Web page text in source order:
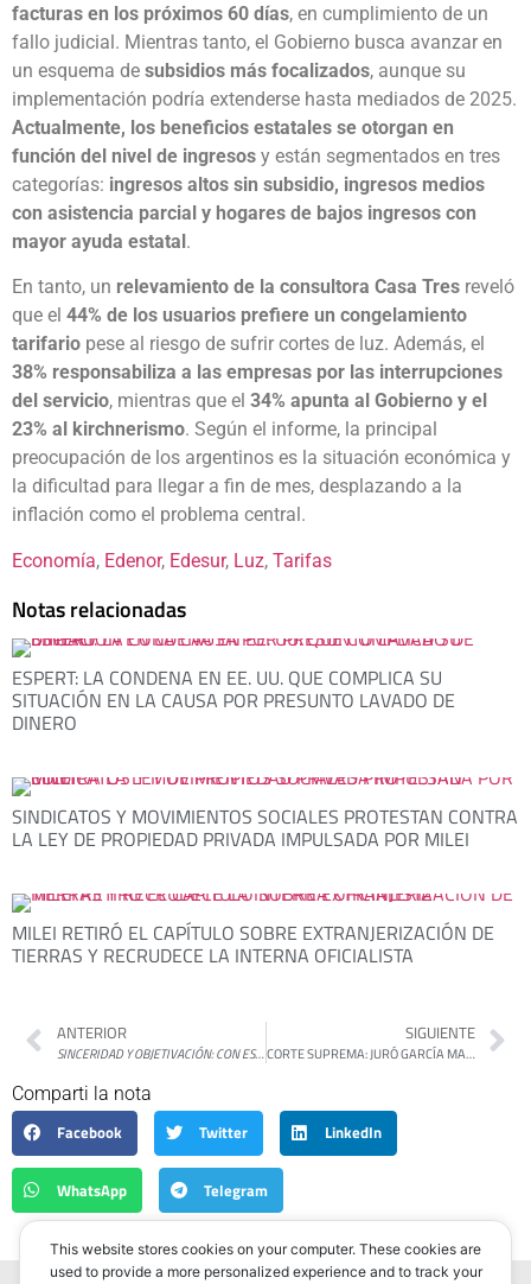
facturas en los próximos 60 días, en cumplimiento de un
fallo judicial. Mientras tanto, el Gobierno busca avanzar en
un esquema de subsidios más focalizados, aunque su
implementación podría extenderse hasta mediados de 2025.
Actualmente, los beneficios estatales se otorgan en
función del nivel de ingresos y están segmentados en tres
categorías: ingresos altos sin subsidio, ingresos medios
con asistencia parcial y hogares de bajos ingresos con
mayor ayuda estatal.
En tanto, un relevamiento de la consultora Casa Tres reveló
que el 44% de los usuarios prefiere un congelamiento
tarifario pese al riesgo de sufrir cortes de luz. Además, el
38% responsabiliza a las empresas por las interrupciones
del servicio, mientras que el 34% apunta al Gobierno y el
23% al kirchnerismo. Según el informe, la principal
preocupación de los argentinos es la situación económica y
la dificultad para llegar a fin de mes, desplazando a la
inflación como el problema central.
Economía, Edenor, Edesur, Luz, Tarifas
Notas relacionadas
ESPERT: LA CONDENA EN EE. UU. QUE COMPLICA SU
SITUACIÓN EN LA CAUSA POR PRESUNTO LAVADO DE
DINERO
SINDICATOS Y MOVIMIENTOS SOCIALES PROTESTAN CONTRA
LA LEY DE PROPIEDAD PRIVADA IMPULSADA POR MILEI
MILEI RETIRÓ EL CAPÍTULO SOBRE EXTRANJERIZACIÓN DE
TIERRAS Y RECRUDECE LA INTERNA OFICIALISTA
ANTERIOR
SINCERIDAD Y OBJETIVACIÓN: CON ESPECIAL REFERENCIA A LA OBRA DE CHARLES REZNIKOFF
SIGUIENTE
CORTE SUPREMA: JURÓ GARCÍA MANSILLA Y LIJO DEBERÁ ESPERAR HASTA MARZO
Comparti la nota
Facebook
Twitter LinkedIn
WhatsApp Telegram
This website stores cookies on your computer. These cookies are
used to provide a more personalized experience and to track your